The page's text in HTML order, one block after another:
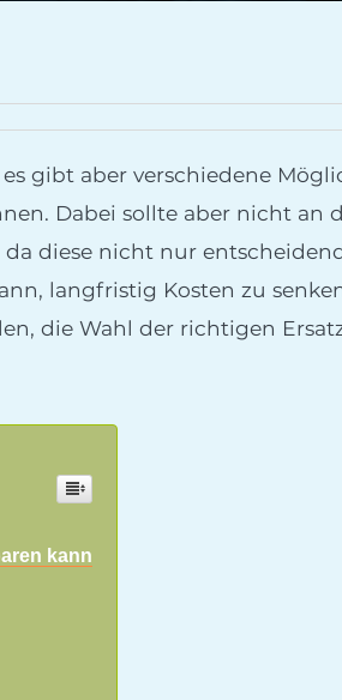
gibt aber verschiedene
Dabei sollte aber nicht an
diese nicht nur
langfristig Kosten zu
die Wahl der richtigen
kann